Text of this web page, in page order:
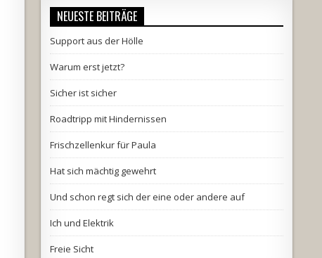
NEUESTE BEITRÄGE
Support aus der Hölle
Warum erst jetzt?
Sicher ist sicher
Roadtripp mit Hindernissen
Frischzellenkur für Paula
Hat sich mächtig gewehrt
Und schon regt sich der eine oder andere auf
Ich und Elektrik
Freie Sicht